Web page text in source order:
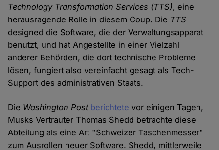
Technology Transformation Services (TTS), eine
herausragende Rolle in diesem Coup. Die TTS
designed die Software, die der Verwaltungsapparat
benutzt, und hat Angestellte in einer Vielzahl
anderer Behörden, die dort technische Probleme
lösen, fungiert also vereinfacht gesagt als Tech-
Support des administrativen Staats.
Die Washington Post berichtete vor einigen Tagen,
Musks Vertrauter Thomas Shedd betrachte diese
Abteilung als eine Art "Schweizer Taschenmesser"
zum Ausrollen neuer Software. Shedd, mittlerweile